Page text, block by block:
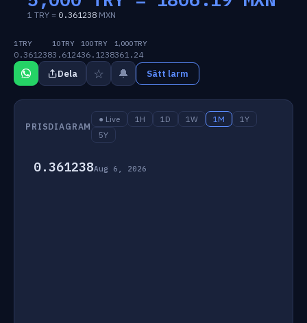
1 TRY = 0.361238 MXN
1 TRY
0.361238
10 TRY
3.6124
100 TRY
36.1238
1,000 TRY
361.24
Dela ☆ 🔔 Sätt larm
PRISDIAGRAM
● Live 1H 1D 1W 1M
1Y
5Y
0.361238Aug 6, 2026